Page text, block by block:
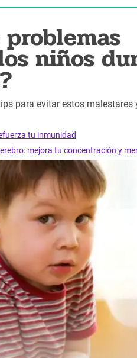
niños
para evitar estos malestares
tu inmunidad
mejora tu concentración y